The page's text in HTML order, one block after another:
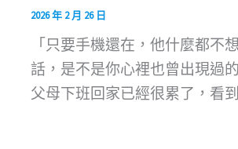
2026 年 2 月 26 日
「只要手機還在，他什麼都不
話，是不是你心裡也曾出現過
父母下班回家已經很累了，看